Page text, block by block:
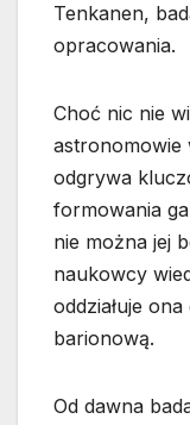
Tenkanen,
opracowania.
Choć nic nie
astronomowie
odgrywa
formowania
nie można jej
naukowcy
oddziałuje
barionową.
Od dawna